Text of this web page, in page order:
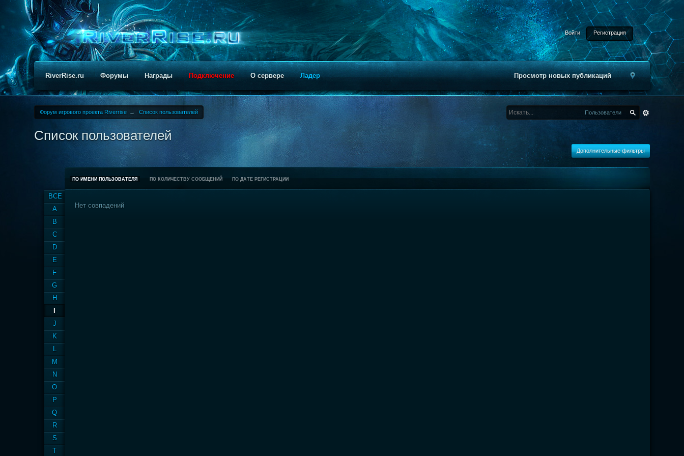
Войти Регистрация
Просмотр новых публикаций
RiverRise.ru Форумы Награды Подключение О сервере Ладер
Форум игрового проекта Riverrise → Список пользователей Пользователи
Список пользователей
Дополнительные фильтры
ВСЕ
A
B
C
D
E
F
G
H
J
K
L
M
N
O
P
Q
R
S
T
ПО ИМЕНИ ПОЛЬЗОВАТЕЛЯ ПО КОЛИЧЕСТВУ СООБЩЕНИЙ ПО ДАТЕ РЕГИСТРАЦИИ
Нет совпадений